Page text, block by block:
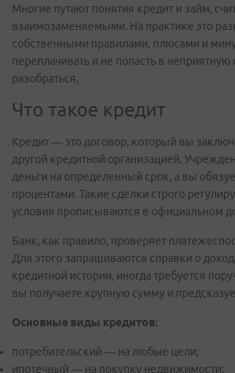
Многие путают понятия кредит и займ,
взаимозаменяемыми. На практике это
собственными правилами, плюсами и
переплачивать и не попасть в
разобраться,
Что такое кредит
Кредит — это договор, который вы
другой кредитной организацией.
деньги на определенный срок, а вы
процентами. Такие сделки строго
условия прописываются в официальном
Банк, как правило, проверяет
Для этого запрашиваются справки о
кредитной истории, иногда требуется
вы получаете крупную сумму и
Основные виды кредитов:
потребительский — на любые цели;
ипотечный — на покупку недвижимости;